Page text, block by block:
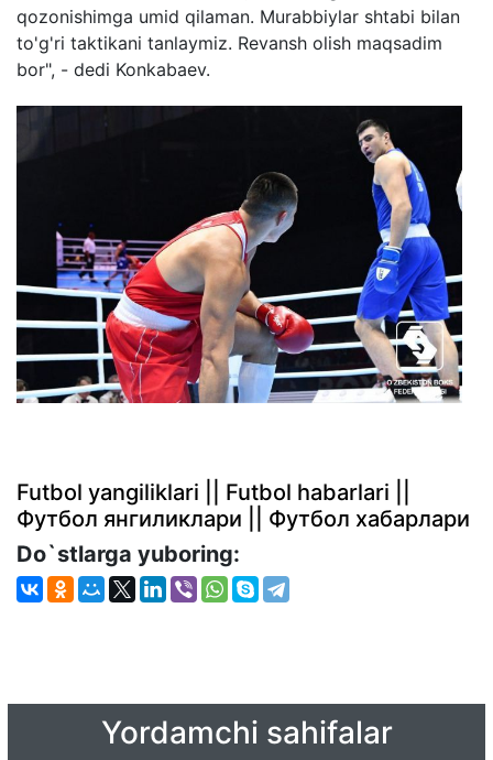
qozonishimga umid qilaman. Murabbiylar shtabi bilan
to'g'ri taktikani tanlaymiz. Revansh olish maqsadim
bor", - dedi Konkabaev.
Futbol yangiliklari || Futbol habarlari ||
Футбол янгиликлари || Футбол хабарлари
Do`stlarga yuboring:
Yordamchi sahifalar